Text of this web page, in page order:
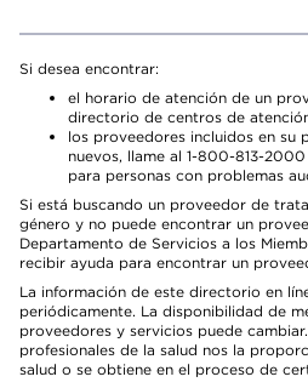
Si desea encontrar:
el horario de atención de un
directorio de centros de
los proveedores incluidos en su
nuevos, llame al 1-800-813-
para personas con problemas
Si está buscando un proveedor de
género y no puede encontrar un
Departamento de Servicios a los
recibir ayuda para encontrar un
La información de este directorio en
periódicamente. La disponibilidad de
proveedores y servicios puede
profesionales de la salud nos la
salud o se obtiene en el proceso de